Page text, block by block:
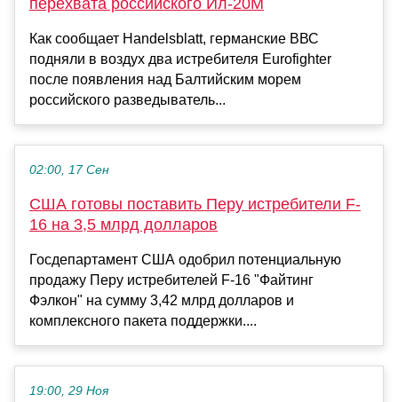
Как сообщает Handelsblatt, германские ВВС
подняли в воздух два истребителя Eurofighter
после появления над Балтийским морем
российского разведыватель...
02:00, 17 Сен
США готовы поставить Перу истребители F-
16 на 3,5 млрд долларов
Госдепартамент США одобрил потенциальную
продажу Перу истребителей F-16 "Файтинг
Фэлкон" на сумму 3,42 млрд долларов и
комплексного пакета поддержки....
19:00, 29 Ноя